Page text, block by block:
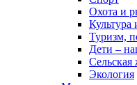
Охота и
Культура
Туризм,
Дети –
Сельская
Экология